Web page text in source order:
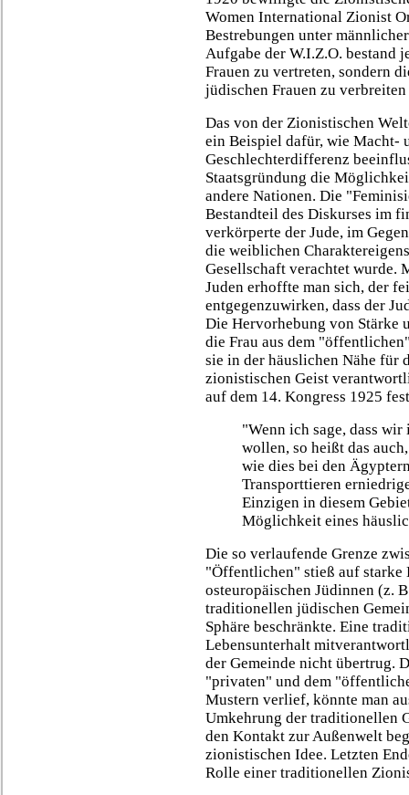
Women International Zionist
Bestrebungen unter
Aufgabe der W.I.Z.O. bestand
Frauen zu vertreten, sondern
jüdischen Frauen zu
Das von der Zionistischen
ein Beispiel dafür, wie Macht-
Geschlechterdifferenz
Staatsgründung die
andere Nationen. Die
Bestandteil des Diskurses im
verkörperte der Jude, im
die weiblichen
Gesellschaft verachtet wurde.
Juden erhoffte man sich, der
entgegenzuwirken, dass der
Die Hervorhebung von Stärke
die Frau aus dem
sie in der häuslichen Nähe für
zionistischen Geist
auf dem 14. Kongress 1925
"Wenn ich sage, dass
wollen, so heißt das
wie dies bei den
Transporttieren
Einzigen in diesem
Möglichkeit eines
Die so verlaufende Grenze
"Öffentlichen" stieß auf starke
osteuropäischen Jüdinnen (z.
traditionellen jüdischen
Sphäre beschränkte. Eine
Lebensunterhalt
der Gemeinde nicht übertrug.
"privaten" und dem
Mustern verlief, könnte man
Umkehrung der traditionellen
den Kontakt zur Außenwelt
zionistischen Idee. Letzten
Rolle einer traditionellen